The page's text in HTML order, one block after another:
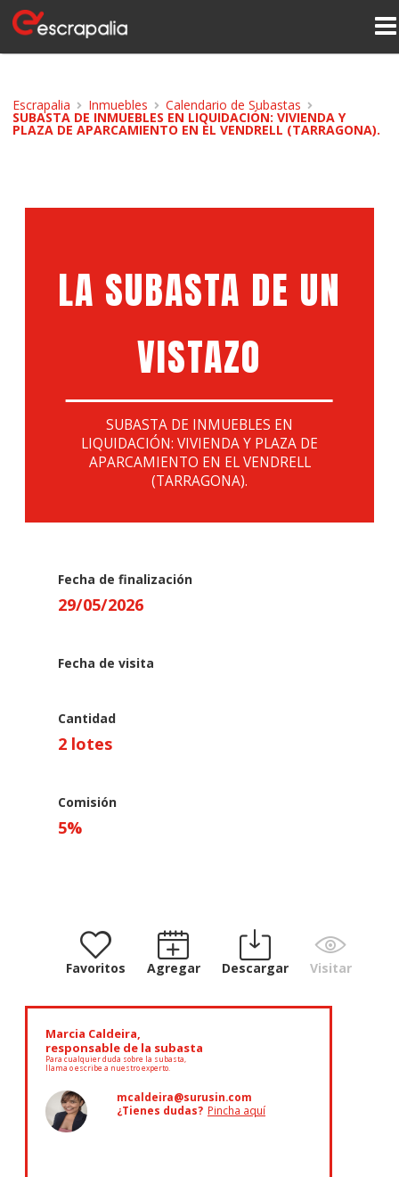
Escrapalia Inmuebles Calendario de Subastas
SUBASTA DE INMUEBLES EN LIQUIDACIÓN: VIVIENDA Y
PLAZA DE APARCAMIENTO EN EL VENDRELL (TARRAGONA).
LA SUBASTA DE UN
VISTAZO
SUBASTA DE INMUEBLES EN
LIQUIDACIÓN: VIVIENDA Y PLAZA DE
APARCAMIENTO EN EL VENDRELL
(TARRAGONA).
Fecha de finalización
29/05/2026
Fecha de visita
Cantidad
2 lotes
Comisión
5%
Favoritos Agregar Descargar Visitar
Marcia Caldeira,
responsable de la subasta
Para cualquier duda sobre la subasta,
llama o escribe a nuestro experto.
mcaldeira@surusin.com
¿Tienes dudas? Pincha aquí